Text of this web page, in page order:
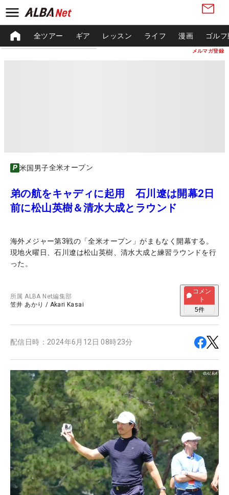
メルマガ登録
全ツアー ギア レッスン ライフ 漫画 ゴル
米国男子全米オープン
弟の航をキャディに起用 石川遼は開幕2日
前に松山英樹＆清水大成とラウンド
海外メジャー第3戦の「全米オープン」がまもなく開幕する。
現地火曜日、石川遼は松山英樹、清水大成と練習ラウンドを行
った。
所属ALBA Net編集部
笠井 あかり / Akari Kasai
コメン
ト
5件
配信日時： 2024年6月12日 08時23分